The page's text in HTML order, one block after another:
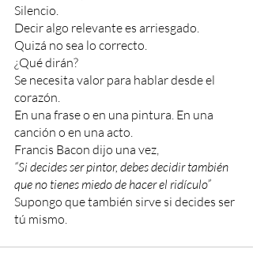
Silencio.
Decir algo relevante es arriesgado.
Quizá no sea lo correcto.
¿Qué dirán?
Se necesita valor para hablar desde el
corazón.
En una frase o en una pintura. En una
canción o en una acto.
Francis Bacon dijo una vez,
“Si decides ser pintor, debes decidir también
que no tienes miedo de hacer el ridículo”
Supongo que también sirve si decides ser
tú mismo.